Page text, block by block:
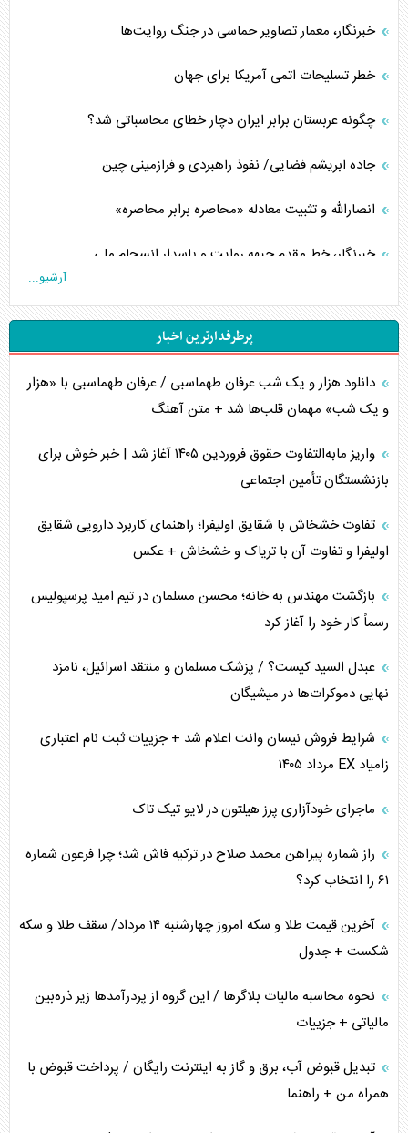
خبرنگار، معمار تصاویر حماسی در جنگ روایت‌ها
خطر تسلیحات اتمی آمریکا برای جهان
چگونه عربستان برابر ایران دچار خطای محاسباتی شد؟
جاده ابریشم فضایی/ نفوذ راهبردی و فرازمینی چین
انصارالله و تثبیت معادله «محاصره برابر محاصره»
خبرنگار، خط مقدم جبهه روایت و پاسدار انسجام ملی
محدودیت صادرات نفت عربستان
پشت‌پرده خشم ترامپ از رسانه‌های منتقد
جنگ رمضان و معضل حضور نظامیان آمریکایی
تحلیل جامع پدیده تراستی‌ها
تأثیر جنگ ایران و آمریکا بر اقتصاد جهانی
تخریب پل‌ها در اوکراین و فروپاشی روایت دوگانه غرب
اربعین، کابوس مشترک تل‌آویو-واشنگتن
برنامه هفتم توسعه در نقطه کور سیاستگذاری
کنوانسیون دریای خزر در راستای منافع ملی است؟
آرشیو...
پرطرفدارترین اخبار
دانلود هزار و یک شب عرفان طهماسبی / عرفان طهماسبی با «هزار
و یک شب» مهمان قلب‌ها شد + متن آهنگ
واریز مابه‌التفاوت حقوق فروردین ۱۴۰۵ آغاز شد | خبر خوش برای
بازنشستگان تأمین اجتماعی
تفاوت خشخاش با شقایق اولیفرا؛ راهنمای کاربرد دارویی شقایق
اولیفرا و تفاوت آن با تریاک و خشخاش + عکس
بازگشت مهندس به خانه؛ محسن مسلمان در تیم امید پرسپولیس
رسماً کار خود را آغاز کرد
عبدل السید کیست؟ / پزشک مسلمان و منتقد اسرائیل، نامزد
نهایی دموکرات‌ها در میشیگان
شرایط فروش نیسان وانت اعلام شد + جزییات ثبت نام اعتباری
زامیاد EX مرداد ۱۴۰۵
ماجرای خودآزاری پرز هیلتون در لایو تیک تاک
راز شماره پیراهن محمد صلاح در ترکیه فاش شد؛ چرا فرعون شماره
۶۱ را انتخاب کرد؟
آخرین قیمت طلا و سکه امروز چهارشنبه ۱۴ مرداد/ سقف طلا و سکه
شکست + جدول
نحوه محاسبه مالیات بلاگر‌ها / این گروه از پردرآمد‌ها زیر ذره‌بین
مالیاتی + جزییات
تبدیل قبوض آب، برق و گاز به اینترنت رایگان / پرداخت قبوض با
همراه من + راهنما